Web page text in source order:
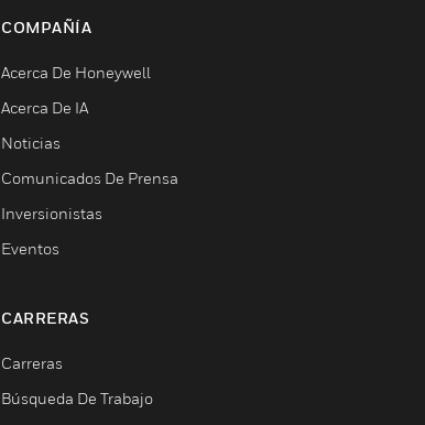
COMPAÑÍA
Acerca De Honeywell
Acerca De IA
Noticias
Comunicados De Prensa
Inversionistas
Eventos
CARRERAS
Carreras
Búsqueda De Trabajo